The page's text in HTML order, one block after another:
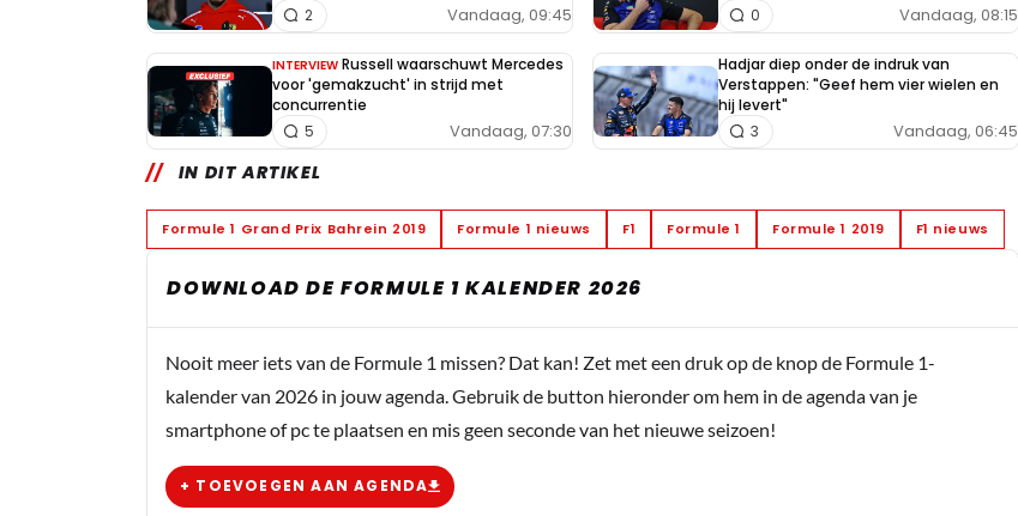
Vandaag, 09:45
2 Vandaag, 08:15
0
INTERVIEW Russell waarschuwt Mercedes
voor 'gemakzucht' in strijd met
concurrentie
Vandaag, 07:30
5
Hadjar diep onder de indruk van
Verstappen: "Geef hem vier wielen en
hij levert"
Vandaag, 06:45
3
IN DIT ARTIKEL
Formule 1 Grand Prix Bahrein 2019 Formule 1 nieuws F1 Formule 1 Formule 1 2019 F1 nieuws
DOWNLOAD DE FORMULE 1 KALENDER 2026
Nooit meer iets van de Formule 1 missen? Dat kan! Zet met een druk op de knop de Formule 1-
kalender van 2026 in jouw agenda. Gebruik de button hieronder om hem in de agenda van je
smartphone of pc te plaatsen en mis geen seconde van het nieuwe seizoen!
+ TOEVOEGEN AAN AGENDA